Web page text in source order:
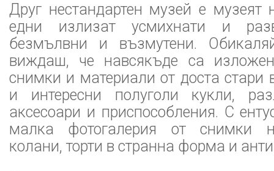
Друг нестандартен музей е музеят
едни излизат усмихнати и
безмълвни и възмутени.
виждаш, че навсякъде са
снимки и материали от доста стари
и интересни полуголи кукли,
аксесоари и приспособления. С
малка фотогалерия от снимки
колани, торти в странна форма и